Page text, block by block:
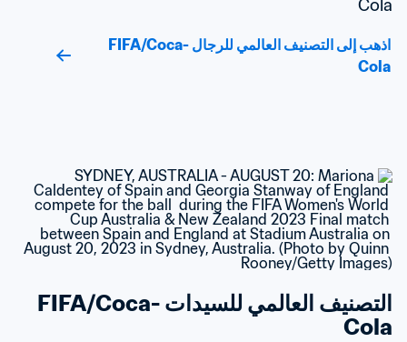
Cola
اذهب إلى التصنيف العالمي للرجال FIFA/Coca-
Cola
التصنيف العالمي للسيدات FIFA/Coca-
Cola